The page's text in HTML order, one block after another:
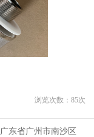
浏览次数： 85次
广东省广州市南沙区